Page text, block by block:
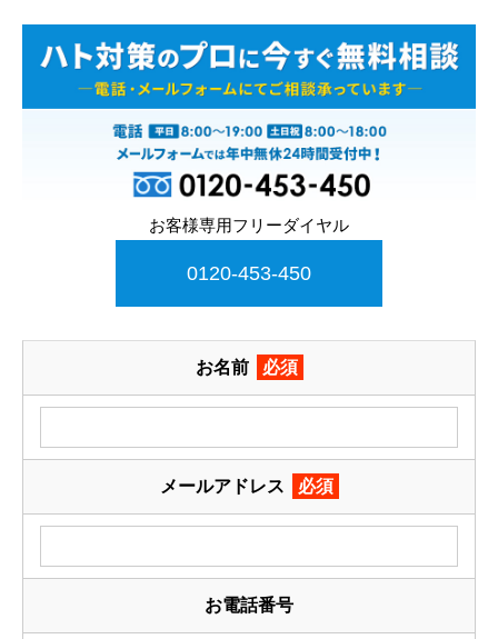
お客様専用フリーダイヤル
0120-453-450
お名前 必須
メールアドレス 必須
お電話番号